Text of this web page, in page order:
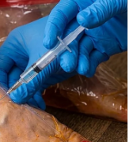
jalin
budaya
perlu
agensi -